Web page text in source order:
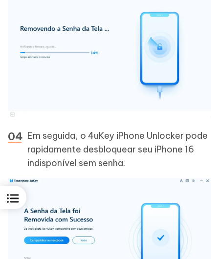
Em seguida, o 4uKey iPhone Unlocker pode
rapidamente desbloquear seu iPhone 16
indisponível sem senha.